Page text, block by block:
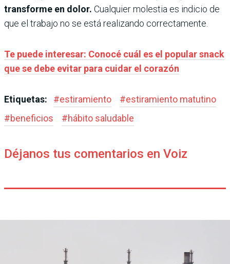
transforme en dolor. Cualquier molestia es indicio de
que el trabajo no se está realizando correctamente.
Te puede interesar: Conocé cuál es el popular snack
que se debe evitar para cuidar el corazón
Etiquetas: #estiramiento #estiramiento matutino
#beneficios #hábito saludable
Déjanos tus comentarios en Voiz